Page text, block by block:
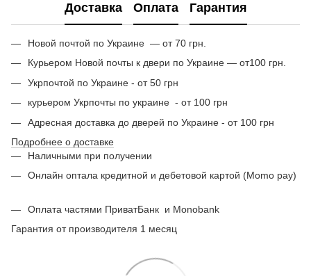
Доставка Оплата Гарантия
Новой почтой по Украине — от 70 грн.
Курьером Новой почты к двери по Украине — от100 грн.
Укрпочтой по Украине - от 50 грн
курьером Укрпочты по украине - от 100 грн
Адресная доставка до дверей по Украине - от 100 грн
Подробнее о доставке
Наличными при получении
Онлайн оптала кредитной и дебетовой картой (Momo pay)
Оплата частями ПриватБанк и Monobank
Гарантия от производителя 1 месяц